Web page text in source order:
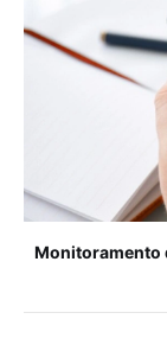
Monitoramento